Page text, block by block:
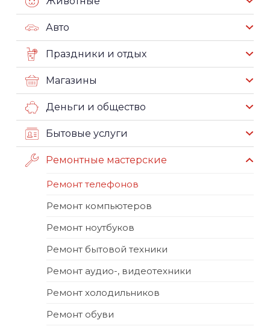
Авто
Праздники и отдых
Магазины
Деньги и общество
Бытовые услуги
Ремонтные мастерские
Ремонт телефонов
Ремонт компьютеров
Ремонт ноутбуков
Ремонт бытовой техники
Ремонт аудио-, видеотехники
Ремонт холодильников
Ремонт обуви